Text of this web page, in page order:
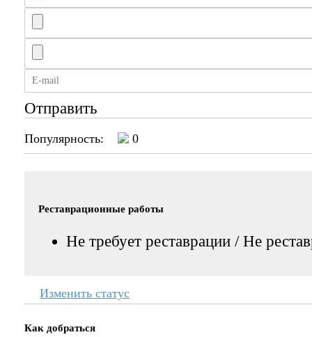
Отправить
Популярность: 0
Реставрационные работы
Не требует реставрации / Не
Изменить статус
Как добраться